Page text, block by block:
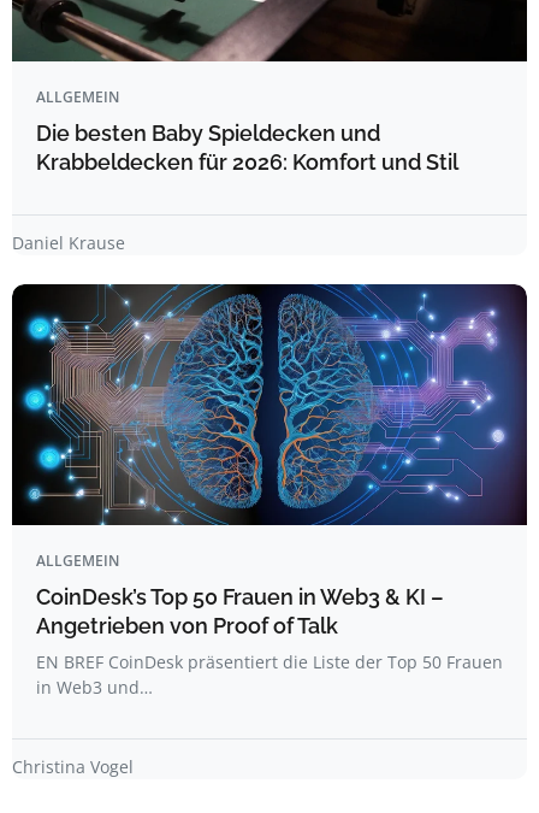
ALLGEMEIN
Die besten Baby Spieldecken und
Krabbeldecken für 2026: Komfort und Stil
Daniel Krause
ALLGEMEIN
CoinDesk’s Top 50 Frauen in Web3 & KI –
Angetrieben von Proof of Talk
EN BREF CoinDesk präsentiert die Liste der Top 50 Frauen
in Web3 und…
Christina Vogel